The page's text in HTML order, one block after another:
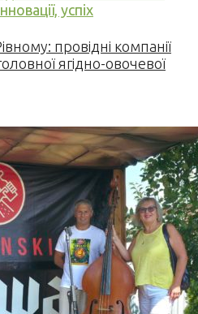
успіх
провідні компанії
ягідно-овочевої